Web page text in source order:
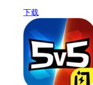
下载